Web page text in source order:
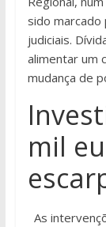
sido marcado
judiciais.
alimentar um
mudança de
mil
As